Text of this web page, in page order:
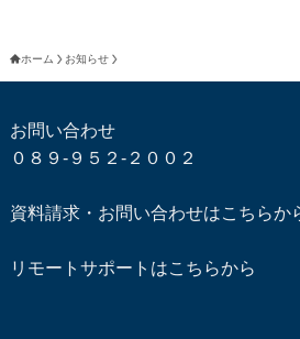
ホーム お知らせ
お問い合わせ
０８９-９５２-２００２
資料請求・お問い合わせはこちらか
リモートサポートはこちらから